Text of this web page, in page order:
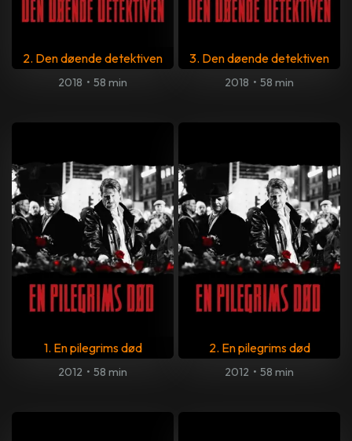
2. Den døende detektiven
2018 • 58 min
3. Den døende detektiven
2018 • 58 min
1. En pilegrims død
2012 • 58 min
2. En pilegrims død
2012 • 58 min